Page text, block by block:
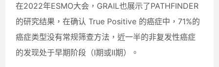
在2022年ESMO大会，GRAIL也展示了PATHFINDER
的研究结果，在确认 True Positive 的癌症中，71%的
癌症类型没有常规筛查方法，近一半的非复发性癌症
的发现处于早期阶段（I期或II期）。